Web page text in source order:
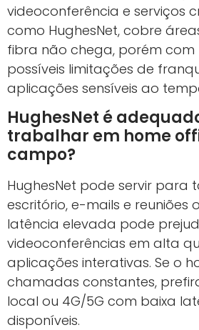
videoconferência e serviços
como HughesNet, cobre
fibra não chega, porém com
possíveis limitações de
aplicações sensíveis ao
HughesNet é
trabalhar em home
campo?
HughesNet pode servir para
escritório, e-mails e reuniões
latência elevada pode
videoconferências em alta
aplicações interativas. Se o
chamadas constantes,
local ou 4G/5G com baixa
disponíveis.